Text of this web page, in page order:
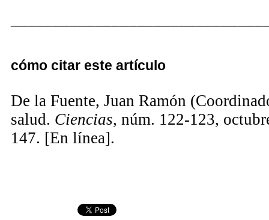
cómo citar este artículo
De la Fuente, Juan Ramón
salud. Ciencias, núm. 122-123,
147. [En línea].